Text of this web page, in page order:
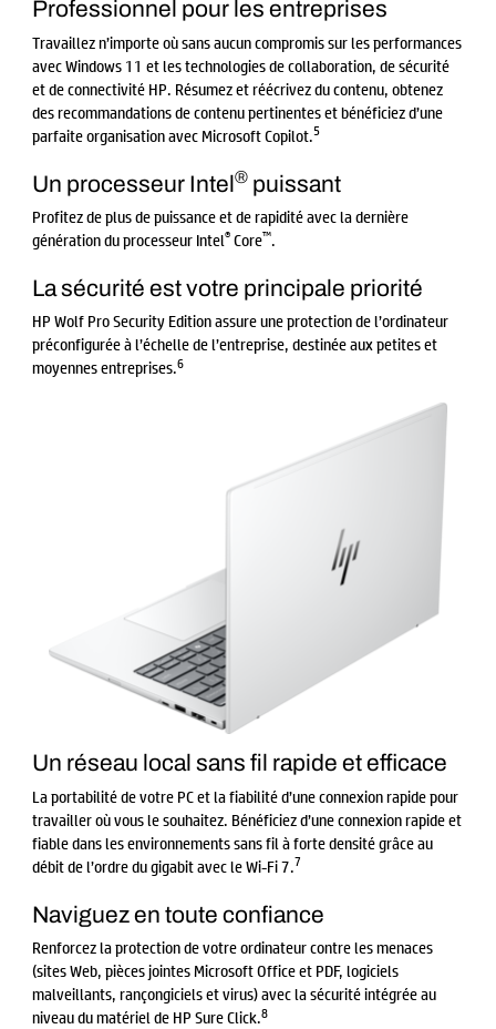
Professionnel pour les entreprises
Travaillez n’importe où sans aucun compromis sur les performances
avec Windows 11 et les technologies de collaboration, de sécurité
et de connectivité HP. Résumez et réécrivez du contenu, obtenez
des recommandations de contenu pertinentes et bénéficiez d’une
parfaite organisation avec Microsoft Copilot.5
Un processeur Intel® puissant
Profitez de plus de puissance et de rapidité avec la dernière
génération du processeur Intel®Core™.
La sécurité est votre principale priorité
HP Wolf Pro Security Edition assure une protection de l’ordinateur
préconfigurée à l’échelle de l’entreprise, destinée aux petites et
moyennes entreprises.6
Un réseau local sans fil rapide et efficace
La portabilité de votre PC et la fiabilité d’une connexion rapide pour
travailler où vous le souhaitez. Bénéficiez d’une connexion rapide et
fiable dans les environnements sans fil à forte densité grâce au
débit de l’ordre du gigabit avec le Wi-Fi 7.7
Naviguez en toute confiance
Renforcez la protection de votre ordinateur contre les menaces
(sites Web, pièces jointes Microsoft Office et PDF, logiciels
malveillants, rançongiciels et virus) avec la sécurité intégrée au
niveau du matériel de HP Sure Click.8